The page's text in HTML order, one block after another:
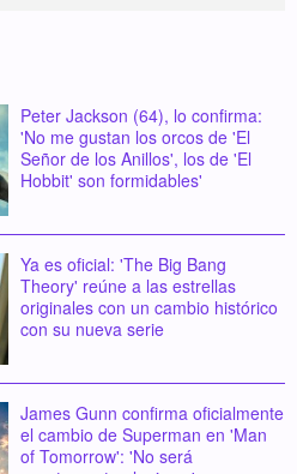
Peter Jackson (64), lo confirma:
'No me gustan los orcos de 'El
Señor de los Anillos', los de 'El
Hobbit' son formidables'
Ya es oficial: 'The Big Bang
Theory' reúne a las estrellas
originales con un cambio histórico
con su nueva serie
James Gunn confirma oficialmente
el cambio de Superman en 'Man
of Tomorrow': 'No será